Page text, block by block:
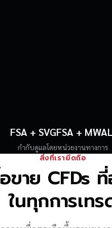
FSA + SVGFSA +
กำกับดูแลโดยหน่วยงานทางการ
สิ่งที่เรายึดถือ
าย CFDs
ในทุกการเทร